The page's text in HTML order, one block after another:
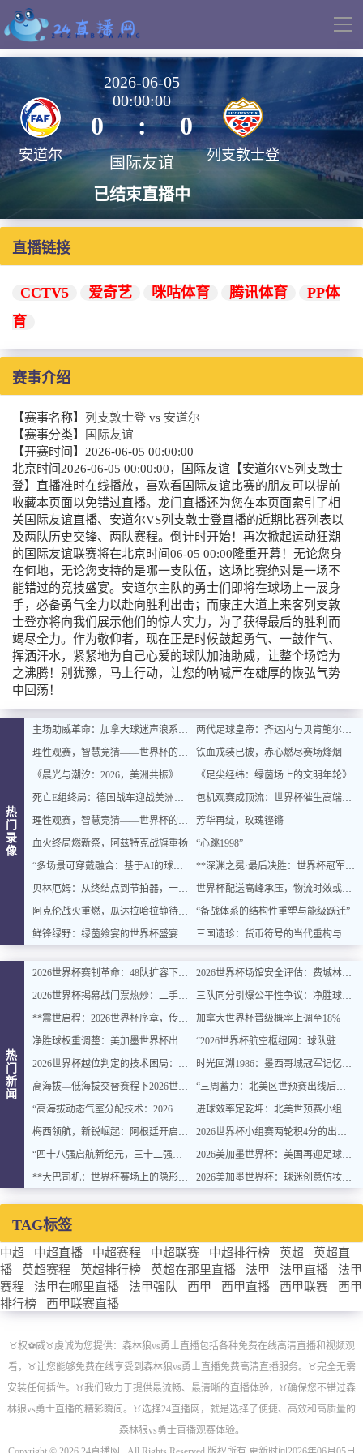
导
安道尔
2026-06-05
00:00:00
0 : 0
国际友谊
已结束直播中
列支敦士登
直播链接
CCTV5 爱奇艺 咪咕体育 腾讯体育
PP体
育
赛事介绍
【赛事名称】 列支敦士登 vs 安道尔
【赛事分类】
国际友谊
【开赛时间】 2026-06-05 00:00:00
北京时间2026-06-05 00:00:00，国际友谊【安道尔VS列支敦士
登】直播准时在线播放，喜欢看国际友谊比赛的朋友可以提前
收藏本页面以免错过直播。龙门直播还为您在本页面索引了相
关国际友谊直播、安道尔VS列支敦士登直播的近期比赛列表以
及两队历史交锋、两队赛程。倒计时开始！再次掀起运动狂潮
的国际友谊联赛将在北京时间06-05 00:00隆重开幕！无论您身
在何地，无论您支持的是哪一支队伍，这场比赛绝对是一场不
能错过的竞技盛宴。安道尔主队的勇士们即将在球场上一展身
手，必备勇气全力以赴向胜利出击；而康庄大道上来客列支敦
士登亦将向我们展示他们的惊人实力，为了获得最后的胜利而
竭尽全力。作为敬仰者，现在正是时候鼓起勇气、一鼓作气、
挥洒汗水，紧紧地为自己心爱的球队加油助威，让整个场馆为
之沸腾！别犹豫，马上行动，让您的呐喊声在雄厚的恢弘气势
中回荡！
热
门
录
像
主场助威革命：加拿大球迷声浪系统全面升级
理性观赛，智慧竞猜——世界杯的乐趣与平衡之道
《晨光与潮汐：2026，美洲共振》
死亡E组终局：德国战车迎战美洲双雄，出线密码即将揭晓
理性观赛，智慧竞猜——世界杯的乐趣与平衡之道
血火终局燃新祭，阿兹特克战旗重扬
“多场景可穿戴融合：基于AI的球迷体征数据实时整合与智能增强”
贝林厄姆：从终结点到节拍器，一位中场大师的进化论
阿克伦战火重燃，瓜达拉哈拉静待交锋
鲜锋绿野：绿茵飨宴的世界杯盛宴
两代足球皇帝：齐达内与贝肯鲍尔的史诗对话
铁血戎装已披，赤心燃尽赛场烽烟
《足尖经纬：绿茵场上的文明年轮》
包机观赛成顶流：世界杯催生高端出行新风口
芳华再绽，玫瑰铿锵
“心跳1998”
**深渊之冕·最后决胜：世界杯冠军终章**
世界杯配送高峰承压，物流时效或遇延迟挑战
“备战体系的结构性重塑与能级跃迁”
三国遗珍：货币符号的当代重构与文化价值再生
热
门
新
闻
2026世界杯赛制革命：48队扩容下的32强淘汰赛对阵逻辑与规则重塑深度解读
2026世界杯揭幕战门票热炒：二手价翻倍仍被瞬间抢空
**震世启程：2026世界杯序章，传奇燃动**
净胜球权重调整：美加墨世界杯出线规则或迎结构性变化
2026世界杯越位判定的技术困局：毫米级精确与物理极限的博弈边界
高海拔—低海拔交替赛程下2026世界杯球员血氧饱和度的动态追踪与影响机制分析
“高海拔动态气室分配技术：2026世界杯官方用球方案”
梅西领航，新锐崛起：阿根廷开启卫冕新征程
“四十八强启航新纪元，三十二强封存旧章：2026世界杯重塑格局”
**大巴司机：世界杯赛场上的隐形战术指挥官与极限驾驶训练**
2026世界杯场馆安全评估：费城林肯金融球场观众疏散通道宽度合规性深度分析
三队同分引爆公平性争议：净胜球规则再遭质疑
加拿大世界杯晋级概率上调至18%
“2026世界杯航空枢纽网：球队驻地与赛场的快速衔接设计”
时光回溯1986：墨西哥城冠军记忆主题民宿，重燃你的世界杯情怀
“三周蓄力：北美区世预赛出线后的体能优化策略”
进球效率定乾坤：北美世预赛小组排名背后的转化率密码
2026世界杯小组赛两轮积4分的出线概率与晋级稳定性分析
2026美加墨世界杯：美国再迎足球盛宴
2026美加墨世界杯：球迷创意仿妆致敬球星
TAG标签
中超 中超直播 中超赛程 中超联赛 中超排行榜 英超
英超直
播
英超赛程 英超排行榜 英超在那里直播 法甲 法甲直播
法甲
赛程
法甲在哪里直播 法甲强队 西甲 西甲直播 西甲联赛
西甲
排行榜
西甲联赛直播
♉️权⚽威♉️虔诚为您提供：森林狼vs勇士直播包括各种免费在线高清直播和视频观
看，♉️让您能够免费在线享受到森林狼vs勇士直播免费高清直播服务。♉️完全无需
安装任何插件。♉️我们致力于提供最流畅、最清晰的直播体验，♉️确保您不错过森
林狼vs勇士直播的精彩瞬间。♉️选择24直播网，就是选择了便捷、高效和高质量的
森林狼vs勇士直播观赛体验。